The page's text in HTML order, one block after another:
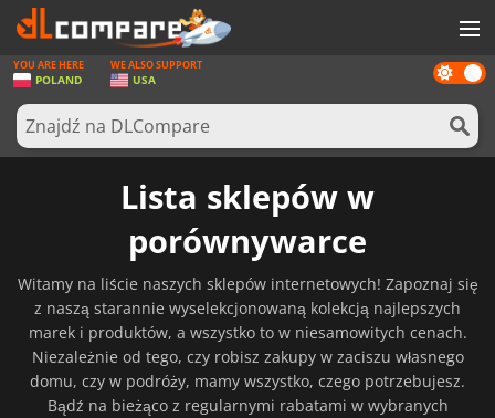
GRY
KARTY DO GIER
OPROGRAMOWANIE
SPRZĘT KOMPUTEROWY
AKTUALNOŚCI
ZALOGUJ SIĘ LUB ZAREJESTRUJ
Dark
mode
YOU ARE HERE
POLAND
WE ALSO SUPPORT
USA
Lista sklepów w
porównywarce
Witamy na liście naszych sklepów internetowych! Zapoznaj się
z naszą starannie wyselekcjonowaną kolekcją najlepszych
marek i produktów, a wszystko to w niesamowitych cenach.
Niezależnie od tego, czy robisz zakupy w zaciszu własnego
domu, czy w podróży, mamy wszystko, czego potrzebujesz.
Bądź na bieżąco z regularnymi rabatami w wybranych